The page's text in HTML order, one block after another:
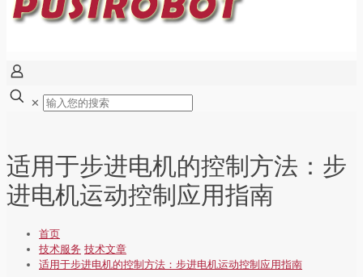
✕
适用于步进电机的控制方法：步
进电机运动控制应用指南
首页
技术服务 技术文章
适用于步进电机的控制方法：步进电机运动控制应用指南